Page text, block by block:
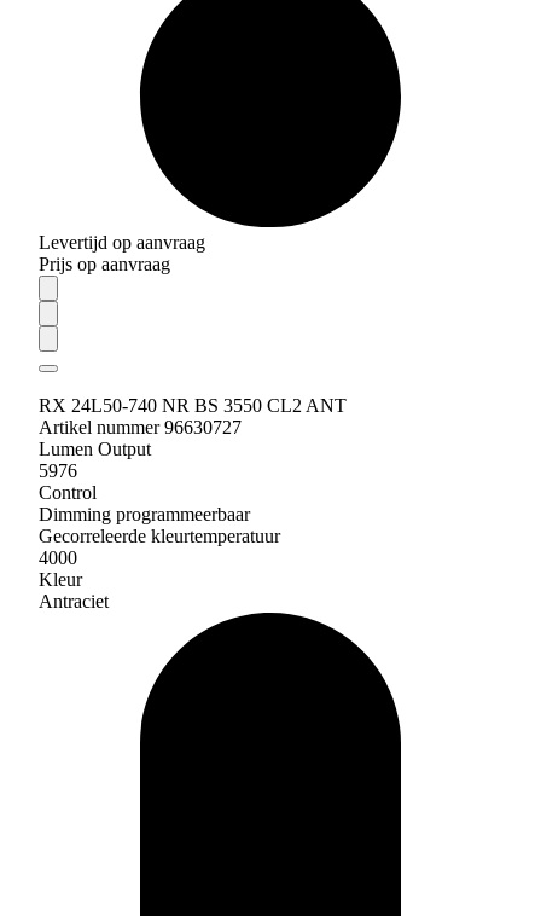
Levertijd op aanvraag
Prijs op aanvraag
RX 24L50-740 NR BS 3550 CL2 ANT
Artikel nummer 96630727
Lumen Output
5976
Control
Dimming programmeerbaar
Gecorreleerde kleurtemperatuur
4000
Kleur
Antraciet